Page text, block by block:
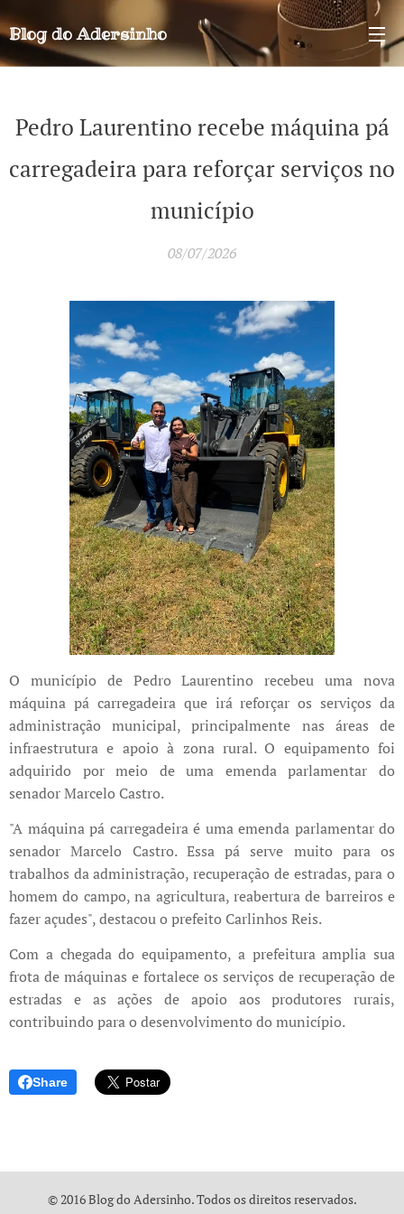
Blog doAdersinho
Pedro Laurentino recebe máquina pá
carregadeira para reforçar serviços no
município
08/07/2026
O município de Pedro Laurentino recebeu uma nova
máquina pá carregadeira que irá reforçar os serviços da
administração municipal, principalmente nas áreas de
infraestrutura e apoio à zona rural. O equipamento foi
adquirido por meio de uma emenda parlamentar do
senador Marcelo Castro.
"A máquina pá carregadeira é uma emenda parlamentar do
senador Marcelo Castro. Essa pá serve muito para os
trabalhos da administração, recuperação de estradas, para o
homem do campo, na agricultura, reabertura de barreiros e
fazer açudes", destacou o prefeito Carlinhos Reis.
Com a chegada do equipamento, a prefeitura amplia sua
frota de máquinas e fortalece os serviços de recuperação de
estradas e as ações de apoio aos produtores rurais,
contribuindo para o desenvolvimento do município.
Share
© 2016 Blog do Adersinho. Todos os direitos reservados.